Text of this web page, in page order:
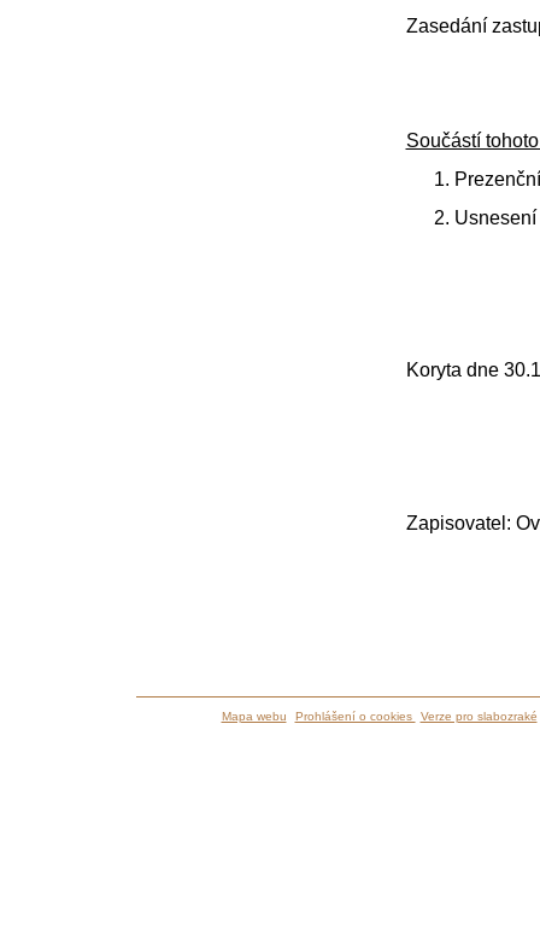
Zasedání
Součástí
Koryta dne
Zapisovatel:
Mapa webu Prohlášení o cookies Verze pro slabozraké